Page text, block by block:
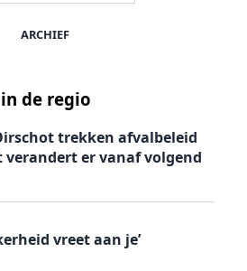
ARCHIEF
de regio
trekken afvalbeleid
er vanaf volgend
vreet aan je’